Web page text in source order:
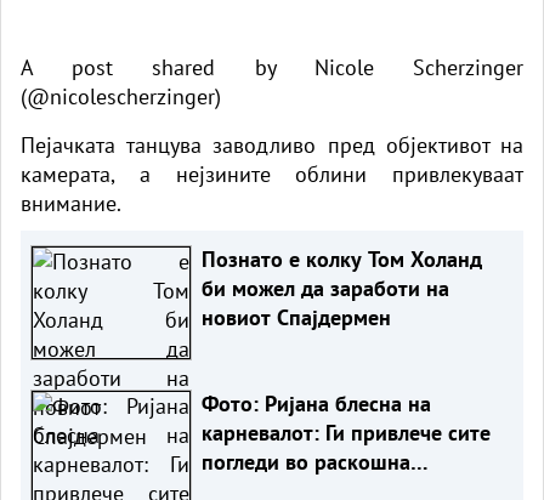
A post shared by Nicole Scherzinger
(@nicolescherzinger)
Пејачката танцува заводливо пред објективот на
камерата, а нејзините облини привлекуваат
внимание.
Познато е колку Том Холанд
би можел да заработи на
новиот Спајдермен
Фото: Ријана блесна на
карневалот: Ги привлече сите
погледи во раскошна